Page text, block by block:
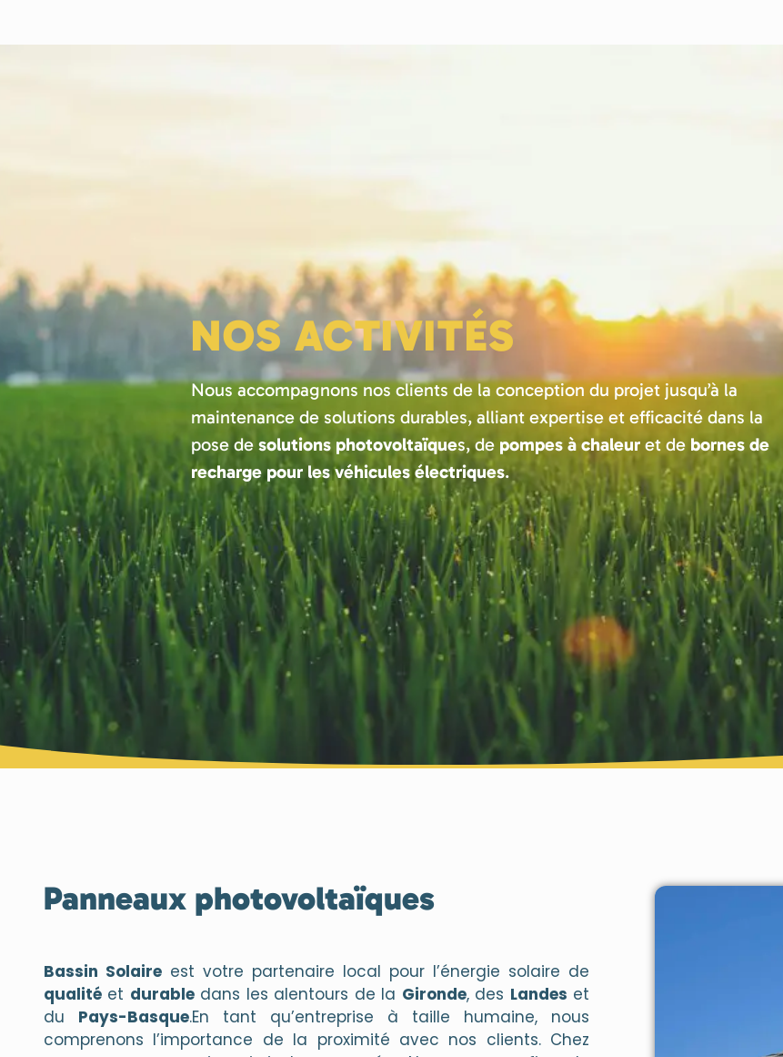
NOS ACTIVITÉS
Nous accompagnons nos clients de la conception du projet jusqu’à la
maintenance de solutions durables, alliant expertise et efficacité dans la
pose desolutions photovoltaïques, de pompes à chaleur et de bornes de
recharge pour les véhicules électriques.
Panneaux photovoltaïques
Bassin Solaire est votre partenaire local pour l’énergie solaire de
qualité et durabledans les alentours de la Gironde, des Landes et
du Pays-Basque.En tant qu’entreprise à taille humaine, nous
comprenons l’importance de la proximité avec nos clients. Chez